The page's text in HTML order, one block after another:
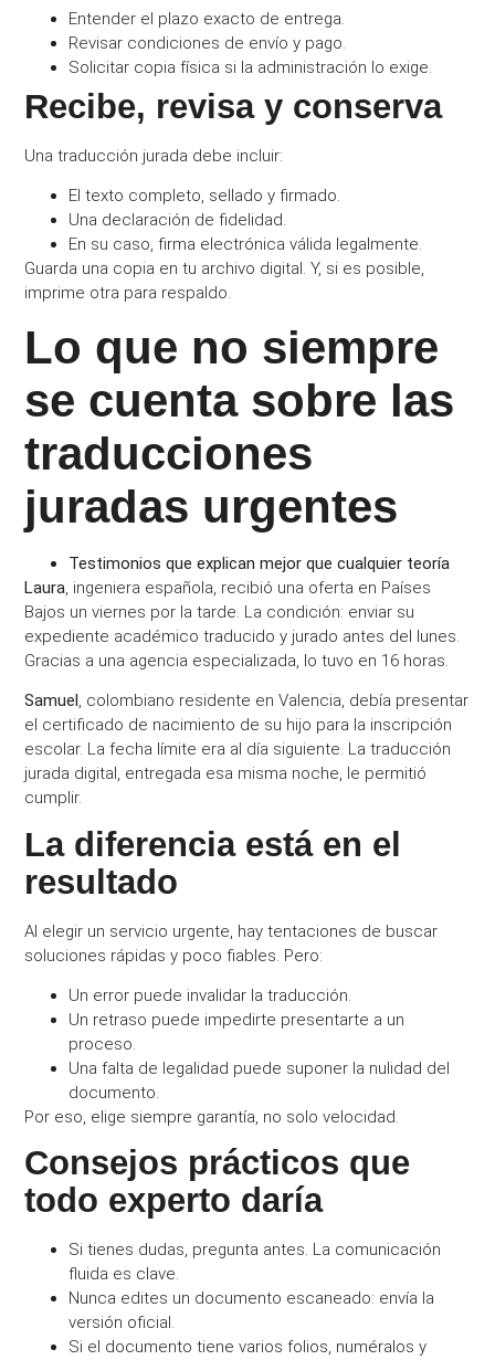
Entender el plazo exacto de entrega.
Revisar condiciones de envío y pago.
Solicitar copia física si la administración lo exige.
Recibe, revisa y conserva
Una traducción jurada debe incluir:
El texto completo, sellado y firmado.
Una declaración de fidelidad.
En su caso, firma electrónica válida legalmente.
Guarda una copia en tu archivo digital. Y, si es posible,
imprime otra para respaldo.
Lo que no siempre
se cuenta sobre las
traducciones
juradas urgentes
Testimonios que explican mejor que cualquier teoría
Laura, ingeniera española, recibió una oferta en Países
Bajos un viernes por la tarde. La condición: enviar su
expediente académico traducido y jurado antes del lunes.
Gracias a una agencia especializada, lo tuvo en 16 horas.
Samuel, colombiano residente en Valencia, debía presentar
el certificado de nacimiento de su hijo para la inscripción
escolar. La fecha límite era al día siguiente. La traducción
jurada digital, entregada esa misma noche, le permitió
cumplir.
La diferencia está en el
resultado
Al elegir un servicio urgente, hay tentaciones de buscar
soluciones rápidas y poco fiables. Pero:
Un error puede invalidar la traducción.
Un retraso puede impedirte presentarte a un
proceso.
Una falta de legalidad puede suponer la nulidad del
documento.
Por eso, elige siempre garantía, no solo velocidad.
Consejos prácticos que
todo experto daría
Si tienes dudas, pregunta antes. La comunicación
fluida es clave.
Nunca edites un documento escaneado: envía la
versión oficial.
Si el documento tiene varios folios, numéralos y